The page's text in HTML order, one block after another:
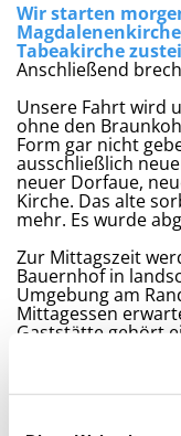
Wir starten
Tabeakirche
Anschließend
Unsere Fahrt wird
ohne den
Form gar nicht
ausschließlich
neuer Dorfaue,
Kirche. Das alte
mehr. Es wurde
Zur Mittagszeit
Bauernhof in
Umgebung am
Mittagessen
Gaststätte gehört
Muffelwild. Jede
anderer, frischer
auch eine